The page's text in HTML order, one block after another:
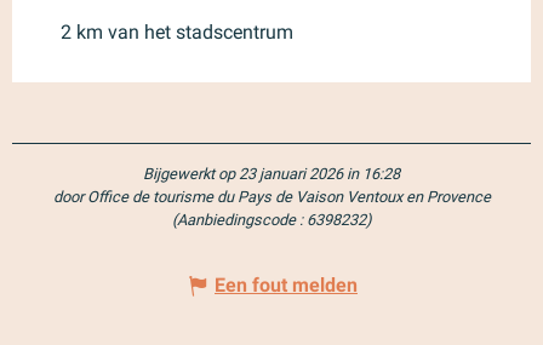
2 km van het stadscentrum
Bijgewerkt op 23 januari 2026 in 16:28
door Office de tourisme du Pays de Vaison Ventoux en Provence
(Aanbiedingscode : 6398232)
Een fout melden